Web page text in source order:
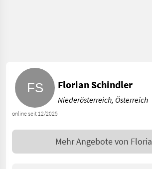
online seit 12/2025
Florian Schindler
Niederösterreich, Österreich
Mehr Angebote von